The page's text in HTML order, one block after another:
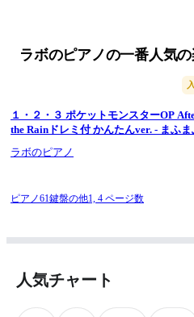
ラボのピアノの一番人気
１・２・３ ポケットモンスターOP
the Rainドレミ付 かんたんver. - まふま
ラボのピアノ
ピアノ61鍵盤の他1, 4 ページ数
人気チャート